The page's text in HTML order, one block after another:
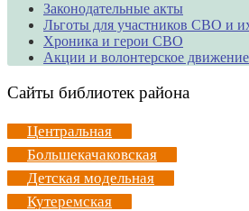
Законодательные акты
Льготы для участников СВО и
Хроника и герои СВО
Акции и волонтерское движение
Сайты библиотек района
Центральная
Большекачаковская
Детская модельная
Кутеремская